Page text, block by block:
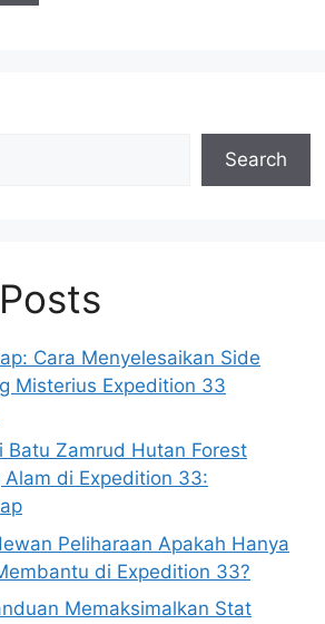
Search
Cara Menyelesaikan Side
Misterius Expedition 33
Batu Zamrud Hutan Forest
Alam di Expedition 33:
Peliharaan Apakah Hanya
di Expedition 33?
Memaksimalkan Stat